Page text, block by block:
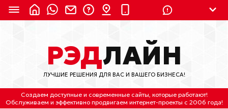
8 (800) 550-9899 (с 2:30 до 11:30 по
Мск)
Бесплатно по России
(4212) 658-653
РЭДЛАЙН
ЛУЧШИЕ РЕШЕНИЯ ДЛЯ ВАС И ВАШЕГО БИЗНЕСА!
Создаем доступные и современные сайты, которые работают!
Обслуживаем и эффективно продвигаем интернет-проекты с 2006 года!